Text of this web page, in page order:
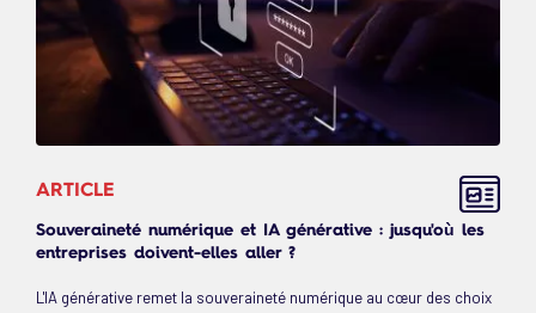
ARTICLE
Souveraineté numérique et IA générative : jusqu'où les
entreprises doivent-elles aller ?
L'IA générative remet la souveraineté numérique au cœur des choix